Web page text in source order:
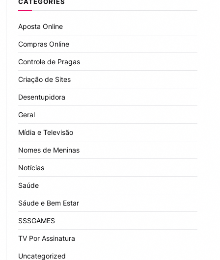
Aposta Online
Compras Online
Controle de Pragas
Criação de Sites
Desentupidora
Geral
Mídia e Televisão
Nomes de Meninas
Notícias
Saúde
Sáude e Bem Estar
SSSGAMES
TV Por Assinatura
Uncategorized